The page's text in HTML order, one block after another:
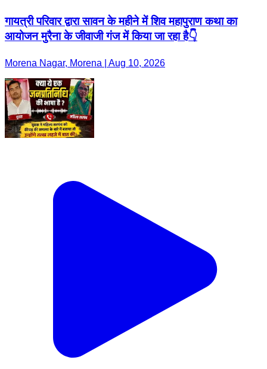
गायत्री परिवार द्वारा सावन के महीने में शिव महापुराण कथा का
आयोजन मुरैना के जीवाजी गंज में किया जा रहा है👇
Morena Nagar, Morena | Aug 10, 2026